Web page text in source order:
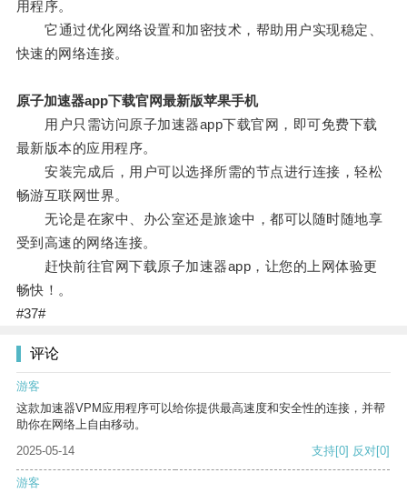
用程序。
它通过优化网络设置和加密技术，帮助用户实现稳定、
快速的网络连接。
原子加速器app下载官网最新版苹果手机
用户只需访问原子加速器app下载官网，即可免费下载
最新版本的应用程序。
安装完成后，用户可以选择所需的节点进行连接，轻松
畅游互联网世界。
无论是在家中、办公室还是旅途中，都可以随时随地享
受到高速的网络连接。
赶快前往官网下载原子加速器app，让您的上网体验更
畅快！。
#37#
评论
游客
这款加速器VPM应用程序可以给你提供最高速度和安全性的连接，并帮
助你在网络上自由移动。
2025-05-14
支持[0] 反对[0]
游客